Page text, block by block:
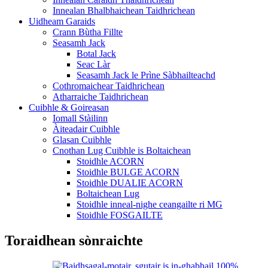
Innealan Bhalbhaichean Taidhrichean
Uidheam Garaids
Crann Bùtha Fillte
Seasamh Jack
Botal Jack
Seac Làr
Seasamh Jack le Prìne Sàbhailteachd
Cothromaichear Taidhrichean
Atharraiche Taidhrichean
Cuibhle & Goireasan
Iomall Stàilinn
Àiteadair Cuibhle
Glasan Cuibhle
Cnothan Lug Cuibhle is Boltaichean
Stoidhle ACORN
Stoidhle BULGE ACORN
Stoidhle DUALIE ACORN
Boltaichean Lug
Stoidhle inneal-nighe ceangailte ri MG
Stoidhle FOSGAILTE
Toraidhean sònraichte